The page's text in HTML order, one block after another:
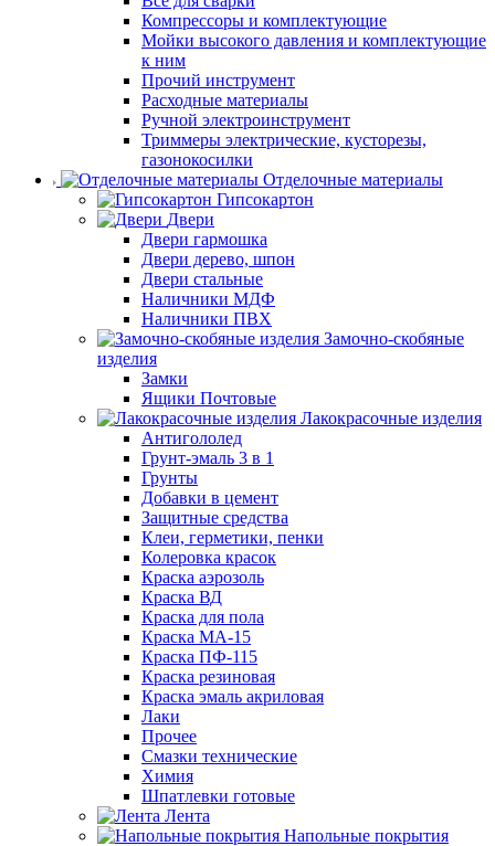
Компрессоры и комплектующие
Мойки высокого давления и комплектующие
к ним
Прочий инструмент
Расходные материалы
Ручной электроинструмент
Триммеры электрические, кусторезы,
газонокосилки
Отделочные материалы
Гипсокартон
Двери
Двери гармошка
Двери дерево, шпон
Двери стальные
Наличники МДФ
Наличники ПВХ
Замочно-скобяные
изделия
Замки
Ящики Почтовые
Лакокрасочные изделия
Антигололед
Грунт-эмаль 3 в 1
Грунты
Добавки в цемент
Защитные средства
Клеи, герметики, пенки
Колеровка красок
Краска аэрозоль
Краска ВД
Краска для пола
Краска МА-15
Краска ПФ-115
Краска резиновая
Краска эмаль акриловая
Лаки
Прочее
Смазки технические
Химия
Шпатлевки готовые
Лента
Напольные покрытия